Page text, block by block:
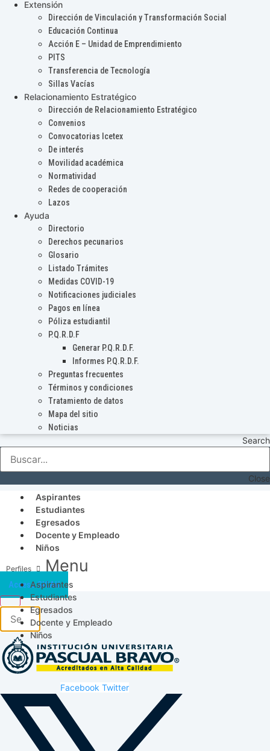
Extensión
Dirección de Vinculación y Transformación Social
Educación Continua
Acción E – Unidad de Emprendimiento
PITS
Transferencia de Tecnología
Sillas Vacías
Relacionamiento Estratégico
Dirección de Relacionamiento Estratégico
Convenios
Convocatorias Icetex
De interés
Movilidad académica
Normatividad
Redes de cooperación
Lazos
Ayuda
Directorio
Derechos pecunarios
Glosario
Listado Trámites
Medidas COVID-19
Notificaciones judiciales
Pagos en línea
Póliza estudiantil
P.Q.R.D.F
Generar P.Q.R.D.F.
Informes P.Q.R.D.F.
Preguntas frecuentes
Términos y condiciones
Tratamiento de datos
Mapa del sitio
Noticias
Search
Close
Aspirantes
Estudiantes
Egresados
Docente y Empleado
Niños
Menu
Aspirantes
Estudiantes
Egresados
Docente y Empleado
Niños
Acceso SICAU
Facebook Twitter